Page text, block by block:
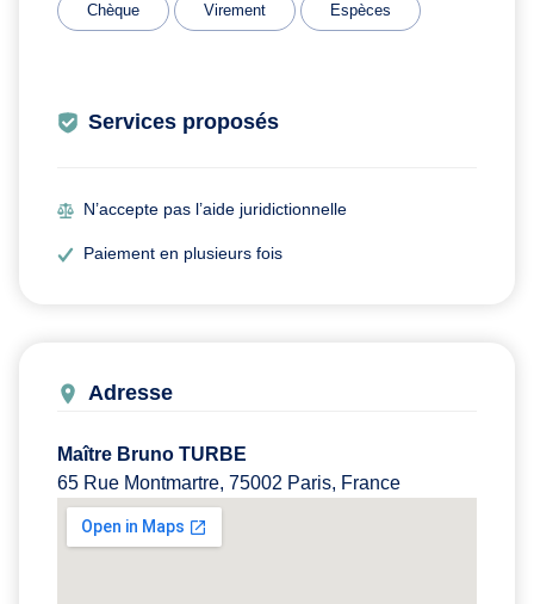
Chèque Virement Espèces
Services proposés
N’accepte pas l’aide juridictionnelle
Paiement en plusieurs fois
Adresse
Maître Bruno TURBE
65 Rue Montmartre, 75002 Paris, France